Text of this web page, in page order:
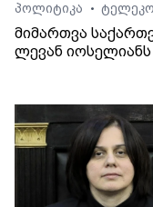
პოლიტიკა
•
მიმართვა
ლევან იოსელიანს